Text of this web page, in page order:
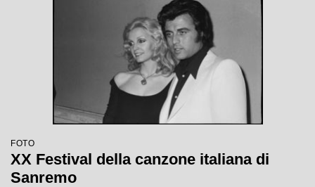
FOTO
XX Festival della canzone italiana di
Sanremo